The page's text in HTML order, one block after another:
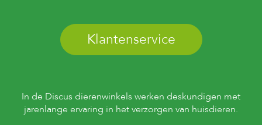
Klantenservice
In de Discus dierenwinkels werken deskundigen met
jarenlange ervaring in het verzorgen van huisdieren.